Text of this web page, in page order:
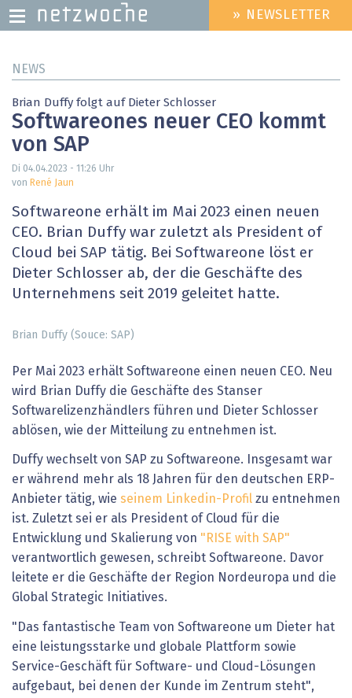
zum
HEADER
MENU
» NEWSLETTER
NEWS
Brian Duffy folgt auf Dieter Schlosser
Softwareones neuer CEO kommt
von SAP
Di 04.04.2023 - 11:26 Uhr
von René Jaun
Softwareone erhält im Mai 2023 einen neuen
CEO. Brian Duffy war zuletzt als President of
Cloud bei SAP tätig. Bei Softwareone löst er
Dieter Schlosser ab, der die Geschäfte des
Unternehmens seit 2019 geleitet hatte.
Brian Duffy (Souce: SAP)
Per Mai 2023 erhält Softwareone einen neuen CEO. Neu
wird Brian Duffy die Geschäfte des Stanser
Softwarelizenzhändlers führen und Dieter Schlosser
ablösen, wie der Mitteilung zu entnehmen ist.
Duffy wechselt von SAP zu Softwareone. Insgesamt war
er während mehr als 18 Jahren für den deutschen ERP-
Anbieter tätig, wie seinem Linkedin-Profil zu entnehmen
ist. Zuletzt sei er als President of Cloud für die
Entwicklung und Skalierung von "RISE with SAP"
verantwortlich gewesen, schreibt Softwareone. Davor
leitete er die Geschäfte der Region Nordeuropa und die
Global Strategic Initiatives.
"Das fantastische Team von Softwareone um Dieter hat
eine leistungsstarke und globale Plattform sowie
Service-Geschäft für Software- und Cloud-Lösungen
aufgebaut, bei denen der Kunde im Zentrum steht",